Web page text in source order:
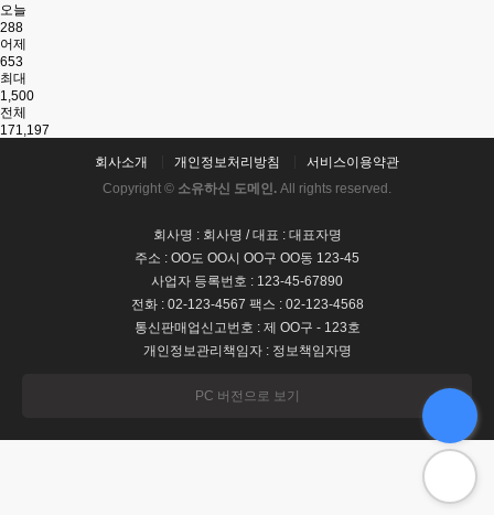
오늘
288
어제
653
최대
1,500
전체
171,197
회사소개 개인정보처리방침
서비스이용약관
Copyright © 소유하신 도메인. All rights reserved.
회사명 : 회사명 / 대표 : 대표자명
주소 : OO도 OO시 OO구 OO동 123-45
사업자 등록번호 : 123-45-67890
전화 : 02-123-4567 팩스 : 02-123-4568
통신판매업신고번호 : 제 OO구 - 123호
개인정보관리책임자 : 정보책임자명
PC 버전으로 보기